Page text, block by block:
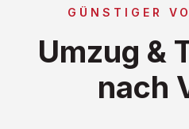
GÜNSTIGER
Umzug &
nach